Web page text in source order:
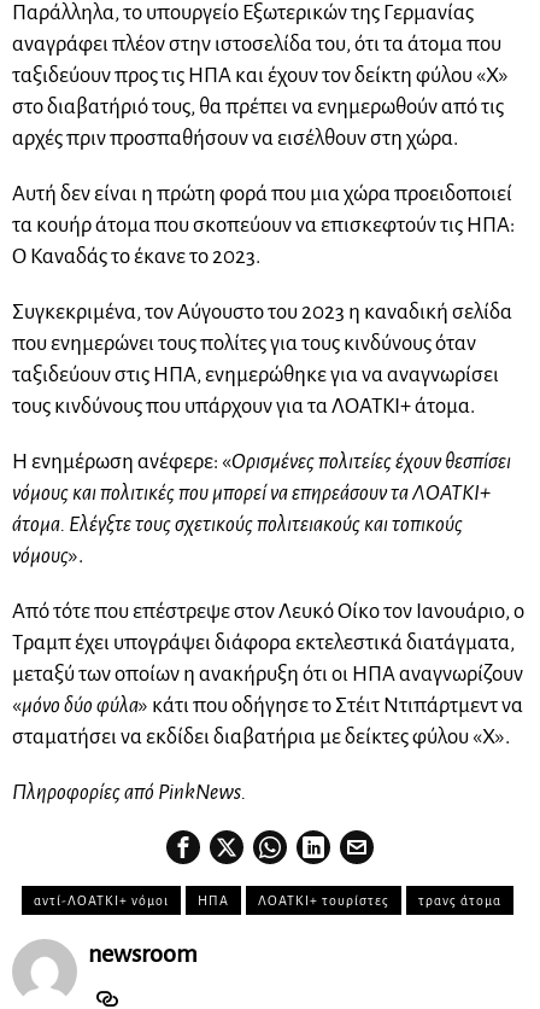
Παράλληλα, το υπουργείο Εξωτερικών της Γερμανίας
αναγράφει πλέον στην ιστοσελίδα του, ότι τα άτομα που
ταξιδεύουν προς τις ΗΠΑ και έχουν τον δείκτη φύλου «X»
στο διαβατήριό τους, θα πρέπει να ενημερωθούν από τις
αρχές πριν προσπαθήσουν να εισέλθουν στη χώρα.
Αυτή δεν είναι η πρώτη φορά που μια χώρα προειδοποιεί
τα κουήρ άτομα που σκοπεύουν να επισκεφτούν τις ΗΠΑ:
Ο Καναδάς το έκανε το 2023.
Συγκεκριμένα, τον Αύγουστο του 2023 η καναδική σελίδα
που ενημερώνει τους πολίτες για τους κινδύνους όταν
ταξιδεύουν στις ΗΠΑ, ενημερώθηκε για να αναγνωρίσει
τους κινδύνους που υπάρχουν για τα ΛΟΑΤΚΙ+ άτομα.
Η ενημέρωση ανέφερε: «Ορισμένες πολιτείες έχουν θεσπίσει
νόμους και πολιτικές που μπορεί να επηρεάσουν τα ΛΟΑΤΚΙ+
άτομα. Ελέγξτε τους σχετικούς πολιτειακούς και τοπικούς
νόμους».
Από τότε που επέστρεψε στον Λευκό Οίκο τον Ιανουάριο, ο
Τραμπ έχει υπογράψει διάφορα εκτελεστικά διατάγματα,
μεταξύ των οποίων η ανακήρυξη ότι οι ΗΠΑ αναγνωρίζουν
«μόνο δύο φύλα» κάτι που οδήγησε το Στέιτ Ντιπάρτμεντ να
σταματήσει να εκδίδει διαβατήρια με δείκτες φύλου «Χ».
Πληροφορίες από PinkNews.
αντί-ΛΟΑΤΚΙ+ νόμοι ΗΠΑ ΛΟΑΤΚΙ+ τουρίστες τρανς άτομα
newsroom